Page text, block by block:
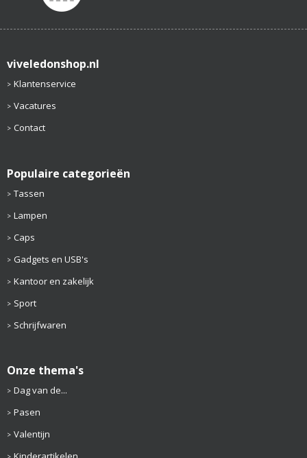
viveledonshop.nl
Klantenservice
Vacatures
Contact
Populaire categorieën
Tassen
Lampen
Caps
Gadgets en USB's
Kantoor en zakelijk
Sport
Schrijfwaren
Onze thema's
Dag van de...
Pasen
Valentijn